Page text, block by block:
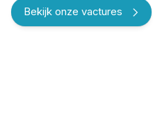
Bekijk onze vactures